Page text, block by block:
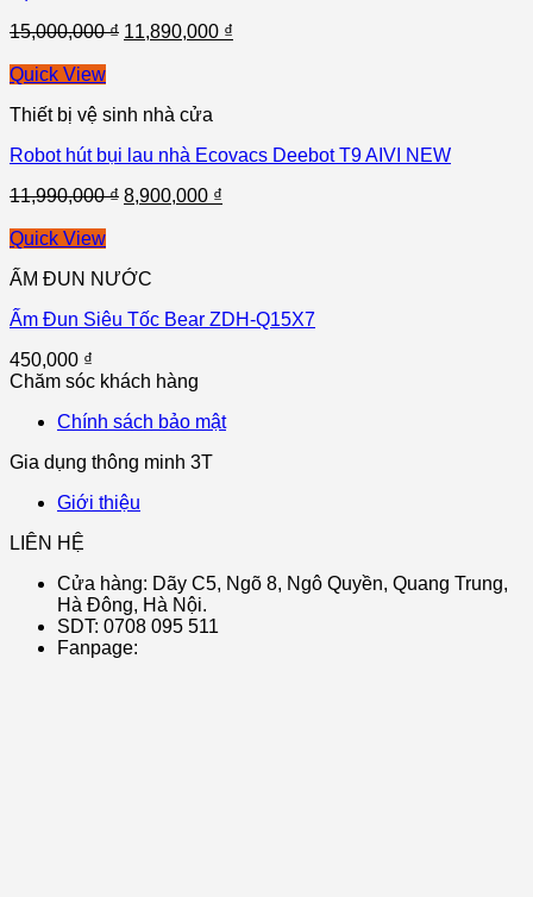
15,000,000₫ 11,890,000 ₫
Quick View
Thiết bị vệ sinh nhà cửa
Robot hút bụi lau nhà Ecovacs Deebot T9 AIVI NEW
11,990,000₫ 8,900,000 ₫
Quick View
ẤM ĐUN NƯỚC
Ấm Đun Siêu Tốc Bear ZDH-Q15X7
450,000 ₫
Chăm sóc khách hàng
Chính sách bảo mật
Gia dụng thông minh 3T
Giới thiệu
LIÊN HỆ
Cửa hàng: Dãy C5, Ngõ 8, Ngô Quyền, Quang Trung,
Hà Đông, Hà Nội.
SDT: 0708 095 511
Fanpage: